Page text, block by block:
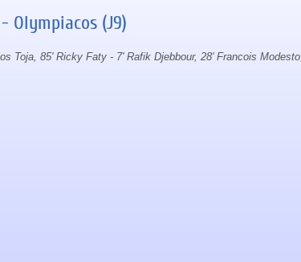
Olympiacos (J9)
Toja, 85' Ricky Faty - 7' Rafik Djebbour, 28' Francois Modesto,